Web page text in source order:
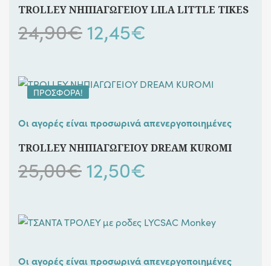
TROLLEY ΝΗΠΙΑΓΩΓΕΙΟΥ LILA LITTLE TIKES
24,90€ Original
was:
24,90€.
12,45€
τιμή
είναι:
12,45€.
ΠΡΟΣΦΟΡΆ!
Οι αγορές είναι προσωρινά απενεργοποιημένες
TROLLEY ΝΗΠΙΑΓΩΓΕΙΟΥ DREAM KUROMI
25,00€ Original
was:
25,00€.
12,50€
τιμή
είναι:
Οι αγορές είναι προσωρινά απενεργοποιημένες